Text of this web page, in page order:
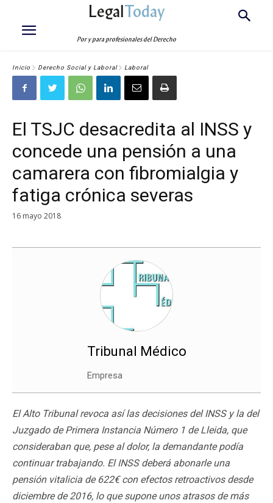
LegalToday
Por y para profesionales del Derecho
Inicio Derecho Social y Laboral Laboral
El TSJC desacredita al INSS y
concede una pensión a una
camarera con fibromialgia y
fatiga crónica severas
16 mayo 2018
Tribunal Médico
Empresa
El Alto Tribunal revoca así las decisiones del INSS y la del
Juzgado de Primera Instancia Número 1 de Lleida, que
consideraban que, pese al dolor, la demandante podía
continuar trabajando. El INSS deberá abonarle una
pensión vitalicia de 622€ con efectos retroactivos desde
diciembre de 2016, lo que supone unos atrasos de más